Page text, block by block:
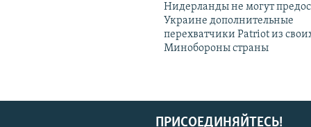
Нидерланды не могут
Украине дополнительные
перехватчики Patriot из
Минобороны страны
ПРИСОЕДИНЯЙТЕСЬ!